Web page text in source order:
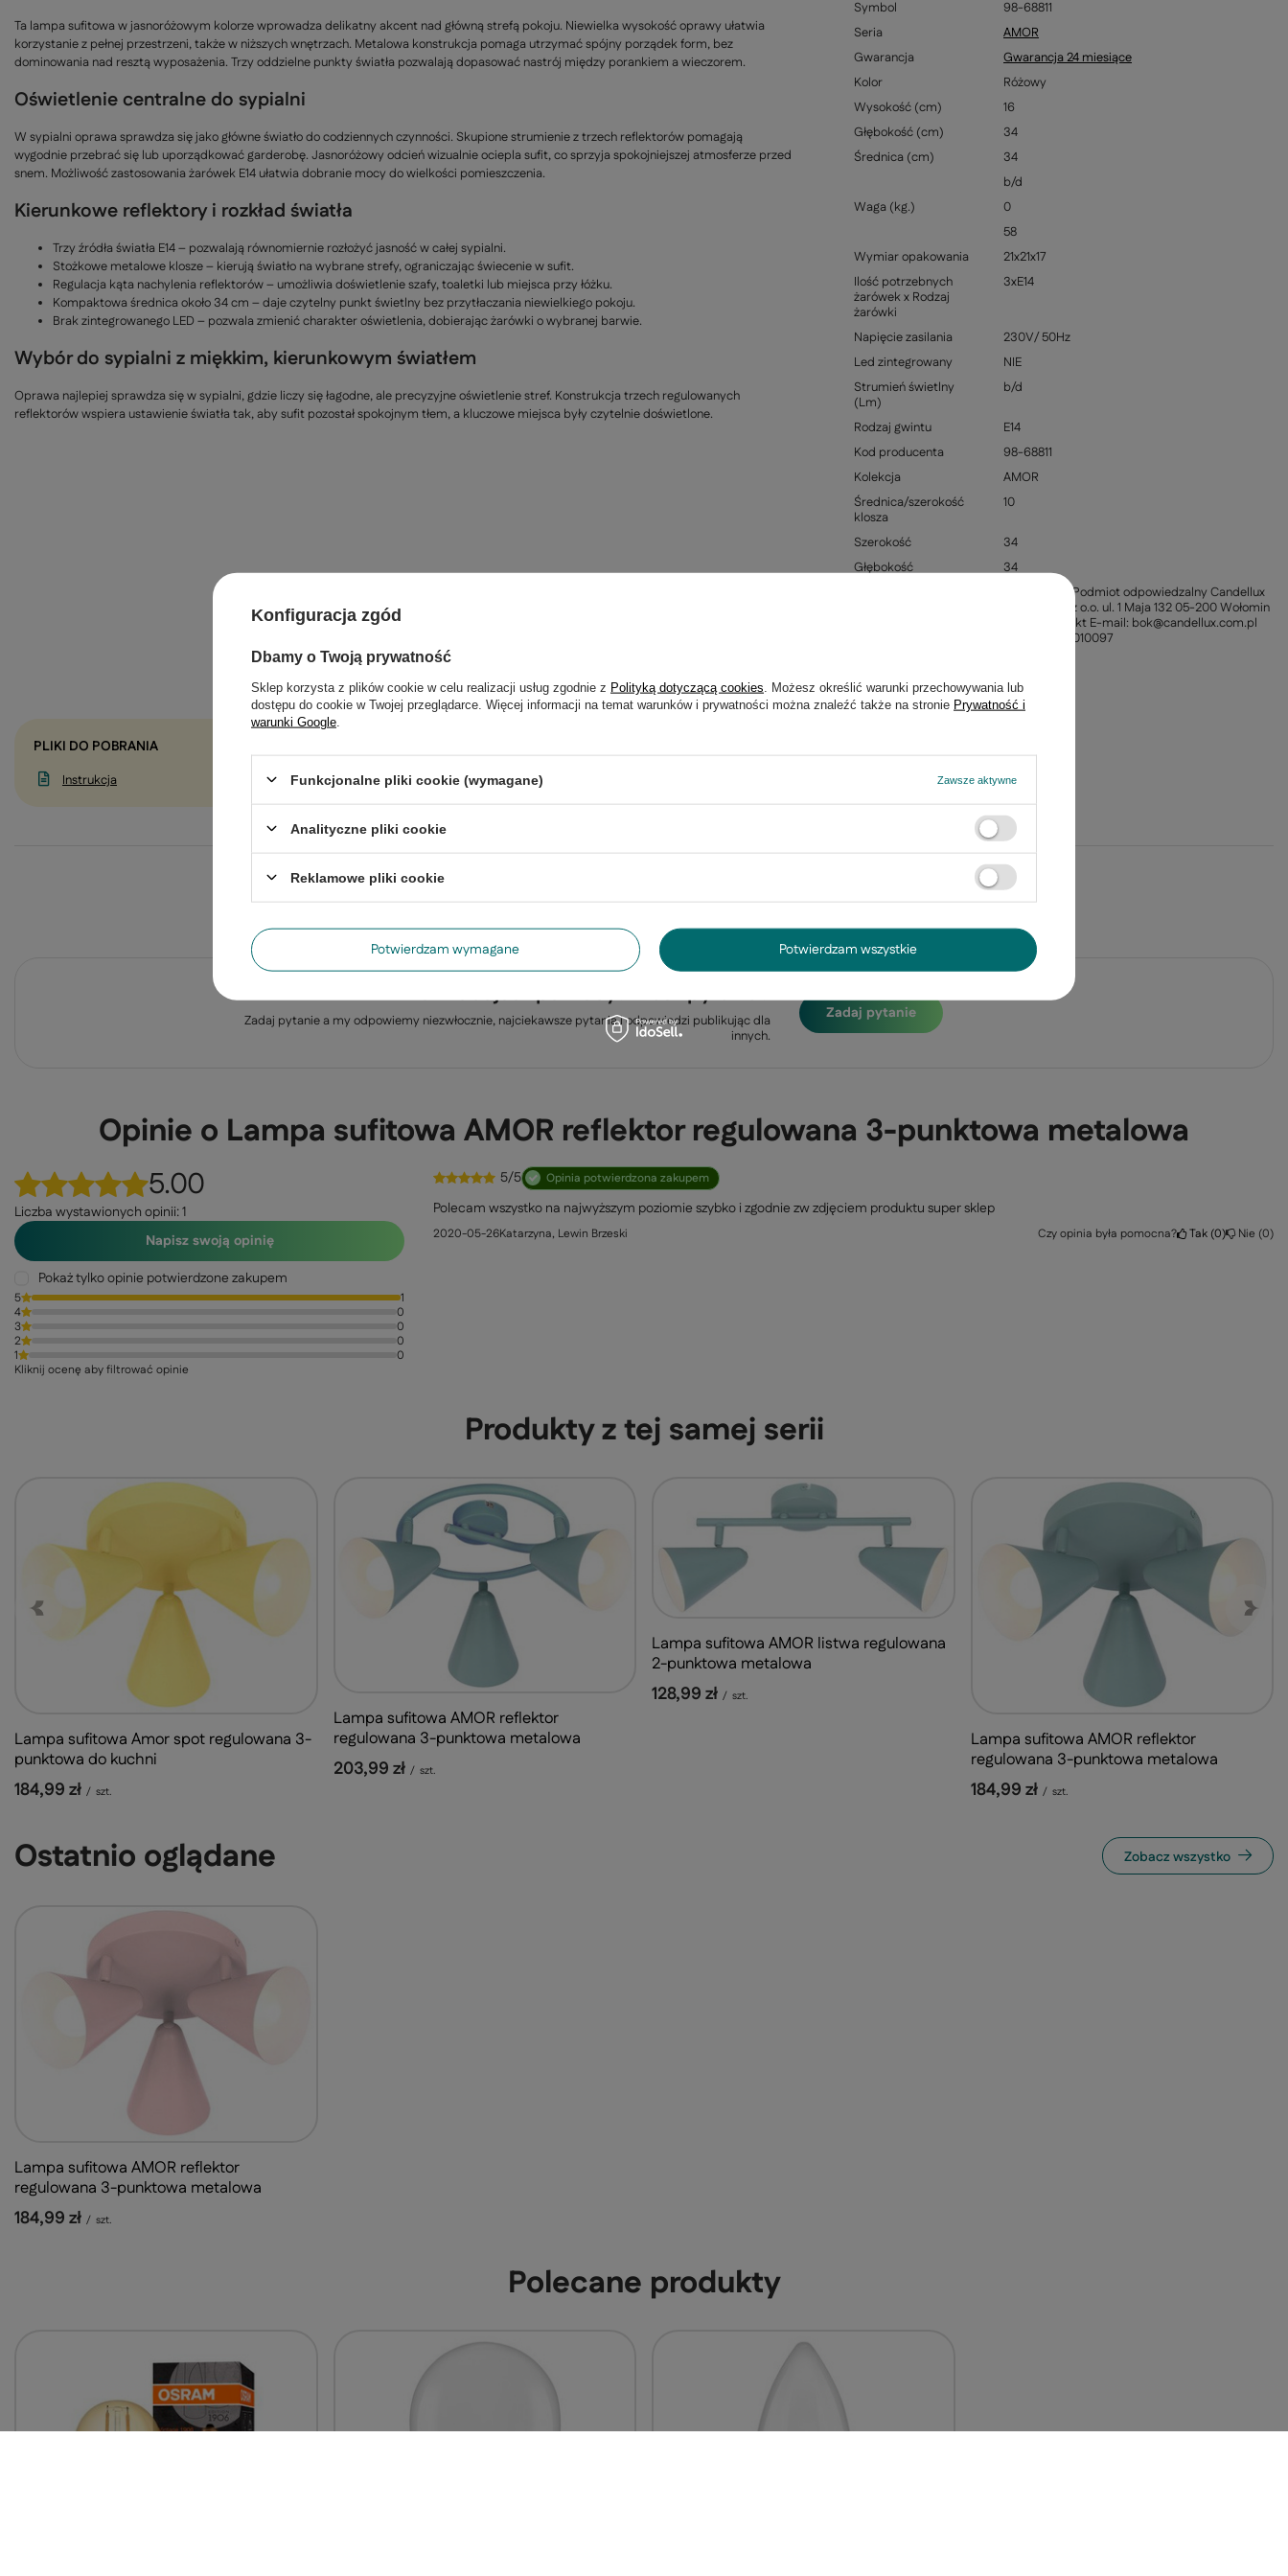
Ta lampa sufitowa w jasnoróżowym kolorze wprowadza delikatny akcent nad główną strefą pokoju. Niewielka wysokość oprawy ułatwia
korzystanie z pełnej przestrzeni, także w niższych wnętrzach. Metalowa konstrukcja pomaga utrzymać spójny porządek form, bez
dominowania nad resztą wyposażenia. Trzy oddzielne punkty światła pozwalają dopasować nastrój między porankiem a wieczorem.
Oświetlenie centralne do sypialni
W sypialni oprawa sprawdza się jako główne światło do codziennych czynności. Skupione strumienie z trzech reflektorów pomagają
wygodnie przebrać się lub uporządkować garderobę. Jasnoróżowy odcień wizualnie ociepla sufit, co sprzyja spokojniejszej atmosferze przed
snem. Możliwość zastosowania żarówek E14 ułatwia dobranie mocy do wielkości pomieszczenia.
Kierunkowe reflektory i rozkład światła
Trzy źródła światła E14 – pozwalają równomiernie rozłożyć jasność w całej sypialni.
Stożkowe metalowe klosze – kierują światło na wybrane strefy, ograniczając świecenie w sufit.
Regulacja kąta nachylenia reflektorów – umożliwia doświetlenie szafy, toaletki lub miejsca przy łóżku.
Kompaktowa średnica około 34 cm – daje czytelny punkt świetlny bez przytłaczania niewielkiego pokoju.
Brak zintegrowanego LED – pozwala zmienić charakter oświetlenia, dobierając żarówki o wybranej barwie.
Wybór do sypialni z miękkim, kierunkowym światłem
Oprawa najlepiej sprawdza się w sypialni, gdzie liczy się łagodne, ale precyzyjne oświetlenie stref. Konstrukcja trzech regulowanych
reflektorów wspiera ustawienie światła tak, aby sufit pozostał spokojnym tłem, a kluczowe miejsca były czytelnie doświetlone.
Symbol
98-68811
Seria
AMOR
Gwarancja
Gwarancja 24 miesiące
Kolor
Różowy
Wysokość (cm)
16
Głębokość (cm)
34
Średnica (cm)
34
b/d
Waga (kg.)
0
58
Wymiar opakowania
21x21x17
Ilość potrzebnych
żarówek x Rodzaj
żarówki
3xE14
Napięcie zasilania
230V/ 50Hz
Led zintegrowany
NIE
Strumień świetlny
(Lm)
b/d
Rodzaj gwintu
E14
Kod producenta
98-68811
Kolekcja
AMOR
Średnica/szerokość
klosza
10
Szerokość
34
Głębokość
34
Producent / Podmiot odpowiedzalny Candellux
Lighting Sp. z o.o. ul. 1 Maja 132 05-200 Wołomin
Polska Kontakt E-mail: bok@candellux.com.pl
Telefon: +221010097
PLIKI DO POBRANIA
Instrukcja
Potrzebujesz pomocy? Masz pytania?
Zadaj pytanie a my odpowiemy niezwłocznie, najciekawsze pytania i odpowiedzi publikując dla
innych.
Zadaj pytanie
Opinie o Lampa sufitowa AMOR reflektor regulowana 3-punktowa metalowa
5.00
Liczba wystawionych opinii: 1
Napisz swoją opinię
Pokaż tylko opinie potwierdzone zakupem
5
1
4
0
3
0
2
0
1
0
Kliknij ocenę aby filtrować opinie
5/5 Opinia potwierdzona zakupem
Polecam wszystko na najwyższym poziomie szybko i zgodnie zw zdjęciem produktu super sklep
2020-05-26Katarzyna, Lewin Brzeski Czy opinia była pomocna? Tak 0 Nie 0
Produkty z tej samej serii
Lampa sufitowa Amor spot regulowana 3-
punktowa do kuchni
184,99 zł / szt.
Lampa sufitowa AMOR reflektor
regulowana 3-punktowa metalowa
203,99 zł / szt.
Lampa sufitowa AMOR listwa regulowana
2-punktowa metalowa
128,99 zł / szt.
Lampa sufitowa AMOR reflektor
regulowana 3-punktowa metalowa
184,99 zł / szt.
Ostatnio oglądane Zobacz wszystko
Lampa sufitowa AMOR reflektor
regulowana 3-punktowa metalowa
184,99 zł / szt.
Polecane produkty
Konfiguracja zgód
Dbamy o Twoją prywatność
Sklep korzysta z plików cookie w celu realizacji usług zgodnie z Polityką dotyczącą cookies . Możesz określić warunki przechowywania lub
dostępu do cookie w Twojej przeglądarce. Więcej informacji na temat warunków i prywatności można znaleźć także na stronie Prywatność i
warunki Google
Funkcjonalne pliki cookie (wymagane) Zawsze aktywne
Analityczne pliki cookie
Reklamowe pliki cookie
Potwierdzam wymagane Potwierdzam wszystkie